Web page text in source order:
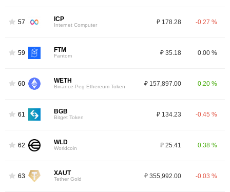
57 ICP
Internet Computer ₽ 178.28 -0.27 %
59 FTM
Fantom ₽ 35.18 0.00 %
60 WETH
Binance-Peg Ethereum Token ₽ 157,897.00 0.20 %
61 BGB
Bitget Token ₽ 134.23 -0.45 %
62 WLD
Worldcoin ₽ 25.41 0.38 %
63 XAUT
Tether Gold ₽ 355,992.00 -0.03 %